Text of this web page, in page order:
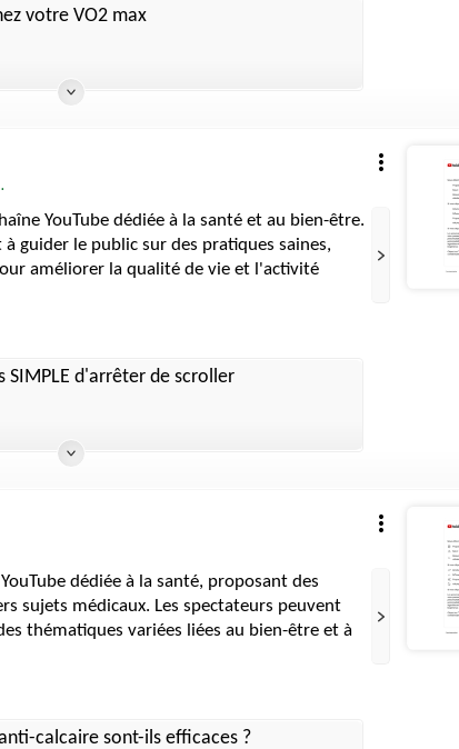
votre VO2 max
YouTube dédiée à la santé et au bien-être.
guider le public sur des pratiques saines,
améliorer la qualité de vie et l'activité
SIMPLE d'arrêter de scroller
dédiée à la santé, proposant des
sujets médicaux. Les spectateurs peuvent
thématiques variées liées au bien-être et à
calcaire sont-ils efficaces ?